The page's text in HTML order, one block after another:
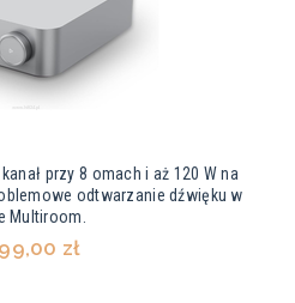
przy 8 omach i aż 120 W na
odtwarzanie dźwięku w
Multiroom.
zł